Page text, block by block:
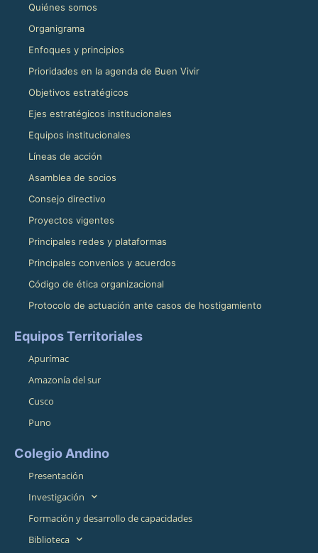
Quiénes somos
Organigrama
Enfoques y principios
Prioridades en la agenda de Buen Vivir
Objetivos estratégicos
Ejes estratégicos institucionales
Equipos institucionales
Líneas de acción
Asamblea de socios
Consejo directivo
Proyectos vigentes
Principales redes y plataformas
Principales convenios y acuerdos
Código de ética organizacional
Protocolo de actuación ante casos de hostigamiento
Equipos Territoriales
Apurímac
Amazonía del sur
Cusco
Puno
Colegio Andino
Presentación
Investigación
Formación y desarrollo de capacidades
Biblioteca